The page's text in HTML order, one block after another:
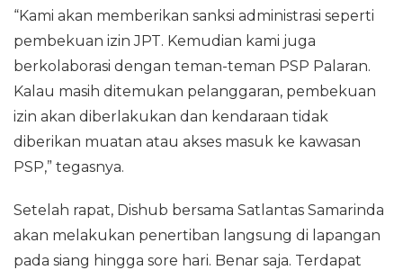
“Kami akan memberikan sanksi administrasi seperti
pembekuan izin JPT. Kemudian kami juga
berkolaborasi dengan teman-teman PSP Palaran.
Kalau masih ditemukan pelanggaran, pembekuan
izin akan diberlakukan dan kendaraan tidak
diberikan muatan atau akses masuk ke kawasan
PSP,” tegasnya.
Setelah rapat, Dishub bersama Satlantas Samarinda
akan melakukan penertiban langsung di lapangan
pada siang hingga sore hari. Benar saja. Terdapat